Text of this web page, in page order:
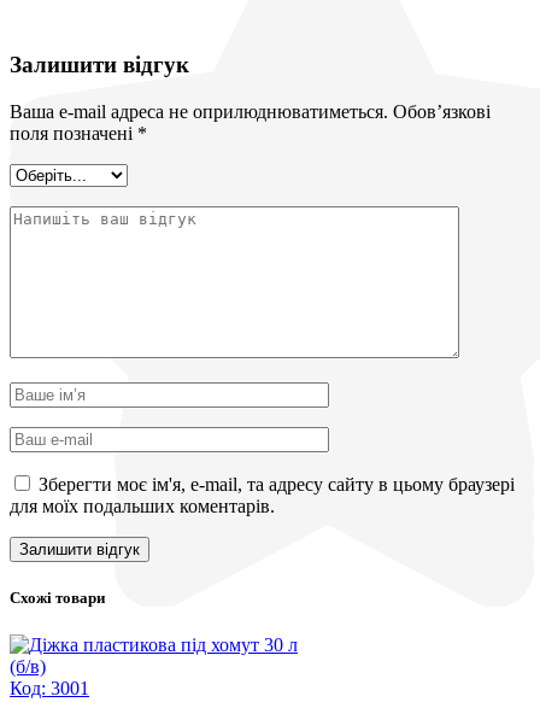
Залишити відгук
Ваша e-mail адреса не оприлюднюватиметься. Обов’язкові
поля позначені *
Зберегти моє ім'я, e-mail, та адресу сайту в цьому браузері
для моїх подальших коментарів.
Схожі товари
Код: 3001